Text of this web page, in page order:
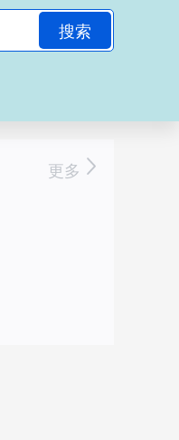
搜索
更多